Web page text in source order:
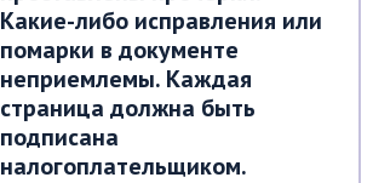
Какие-либо исправления или
помарки в документе
неприемлемы. Каждая
страница должна быть
подписана
налогоплательщиком.